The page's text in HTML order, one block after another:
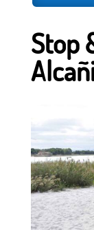
Stop